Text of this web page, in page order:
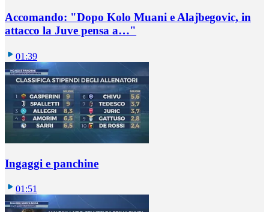
Accomando: "Dopo Kolo Muani e Alajbegovic, in
attacco la Juve pensa a…"
01:39
Ingaggi e panchine
01:51